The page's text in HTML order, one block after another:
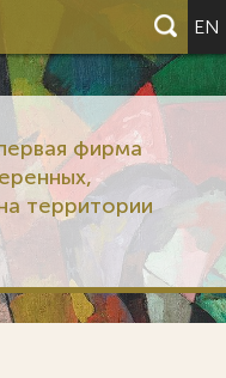
EN
фирма
территории